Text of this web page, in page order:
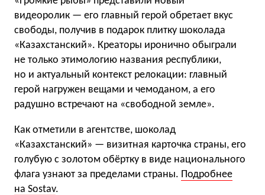
видеоролик — его главный герой обретает вкус
свободы, получив в подарок плитку шоколада
«Казахстанский». Креаторы иронично обыграли
не только этимологию названия республики,
но и актуальный контекст релокации: главный
герой нагружен вещами и чемоданом, а его
радушно встречают на «свободной земле».
Как отметили в агентстве, шоколад
«Казахстанский» — визитная карточка страны, его
голубую с золотом обёртку в виде национального
флага узнают за пределами страны. Подробнее
на Sostav.